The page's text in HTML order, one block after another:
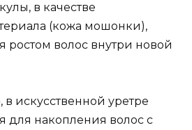
в качестве
(кожа мошонки),
ростом волос внутри новой
в искусственной уретре
для накопления волос с